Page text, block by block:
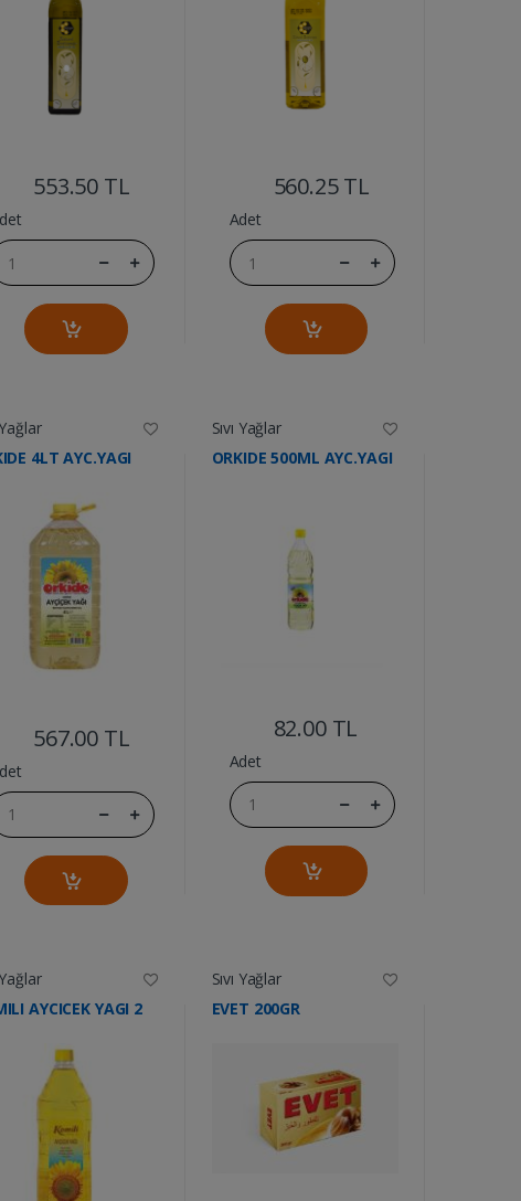
553.50 TL
560.25 TL
Adet
Yağlar
4LT AYC.YAGI
567.00 TL
Sıvı Yağlar
ORKIDE 500ML AYC.YAGI
82.00 TL
Adet
Yağlar
AYCICEK YAGI 2
Sıvı Yağlar
EVET 200GR